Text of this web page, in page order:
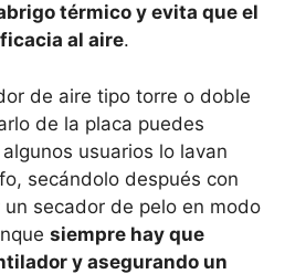
térmico y evita que el
al aire.
de aire tipo torre o doble
de la placa puedes
usuarios lo lavan
secándolo después con
secador de pelo en modo
siempre hay que
y asegurando un